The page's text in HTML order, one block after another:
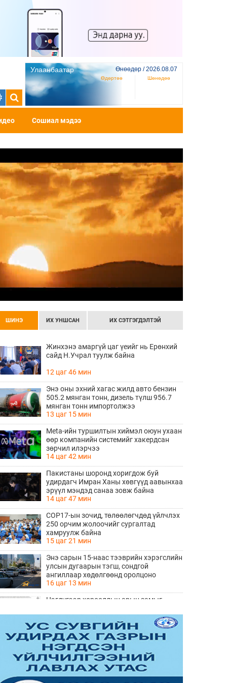
Улаанбаатар Өнөөдөр / 2026.08.07
Өдөртөө Шөнөдөө
Сошиал мэдээ
ШИНЭ ИХ УНШСАН ИХ СЭТГЭГДЭЛТЭЙ
Жинхэнэ амаргүй цаг үеийг нь Ерөнхий
сайд Н.Учрал туулж байна
12 цаг 46 мин
Энэ оны эхний хагас жилд авто бензин
505.2 мянган тонн, дизель түлш 956.7
мянган тонн импортолжээ
13 цаг 15 мин
Meta-ийн туршилтын хиймэл оюун ухаан
өөр компанийн системийг хакердсан
зөрчил илэрчээ
14 цаг 42 мин
Пакистаны шоронд хоригдож буй
удирдагч Имран Ханы хөвгүүд аавынхаа
эрүүл мэндэд санаа зовж байна
14 цаг 47 мин
COP17-ын зочид, төлөөлөгчдөд үйлчлэх
250 орчим жолоочийг сургалтад
хамруулж байна
15 цаг 21 мин
Энэ сарын 15-наас тээврийн хэрэгслийн
улсын дугаарын тэгш, сондгой
ангиллаар хөдөлгөөнд оролцоно
16 цаг 13 мин
Нэгдүгээр хорооллын арын замыг
хааж, борооны ус зайлуулах шугамын
хөндлөн сэтэлгээ хийнэ
16 цаг 14 мин
“Туул усан цогцолбор” төслийн
нэгдүгээр шатны ТЭЗҮ-ийг
боловсруулах ажил 90 хувийн
гүйцэтгэлтэй байна
16 цаг 16 мин